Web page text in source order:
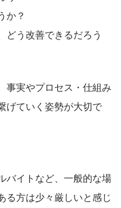
か？
どう改善できるだろう
事実やプロセス・仕組み
げていく姿勢が大切で
バイトなど、一般的な場
る方は少々厳しいと感じ